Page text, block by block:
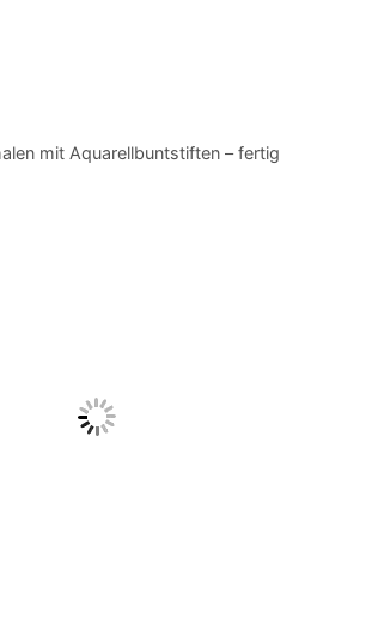
mit Aquarellbuntstiften – fertig